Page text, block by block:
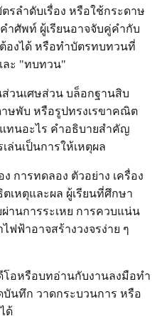
รลำดับเรื่อง หรือใช้กระดาษ
ำศัพท์ ผู้เรียนอาจจับคู่คำกับ
องได้ หรือทำบัตรทบทวนที่
ละ "ทบทวน"
วนเศษส่วน บล็อกฐานสิบ
าษพับ หรือรูปทรงเรขาคณิต
ทนอะไร คำอธิบายสำคัญ
ล่นเป็นการให้เหตุผล
การทดลอง ตัวอย่าง เครื่อง
เหตุและผล ผู้เรียนที่ศึกษา
านการระเหย การควบแน่น
ฟฟ้าอาจสร้างวงจรง่าย ๆ
โอหรือบทอ่านกับงานลงมือทำ
บันทึก วาดกระบวนการ หรือ
ด้